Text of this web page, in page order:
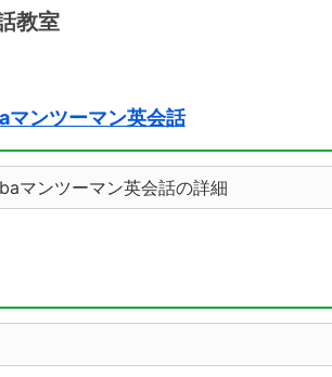
教室
マンツーマン英会話
マンツーマン英会話の詳細